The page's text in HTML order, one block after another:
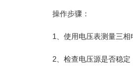
操作步骤：
1、使用电压表测量三相
2、检查电压源是否稳定